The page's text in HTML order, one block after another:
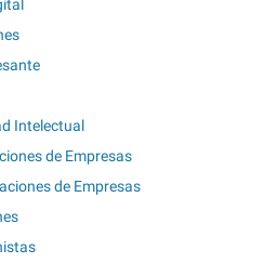
Intelectual
de Empresas
de Empresas